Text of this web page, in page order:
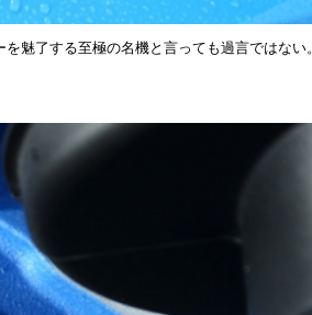
魅了する至極の名機と言っても過言ではない。